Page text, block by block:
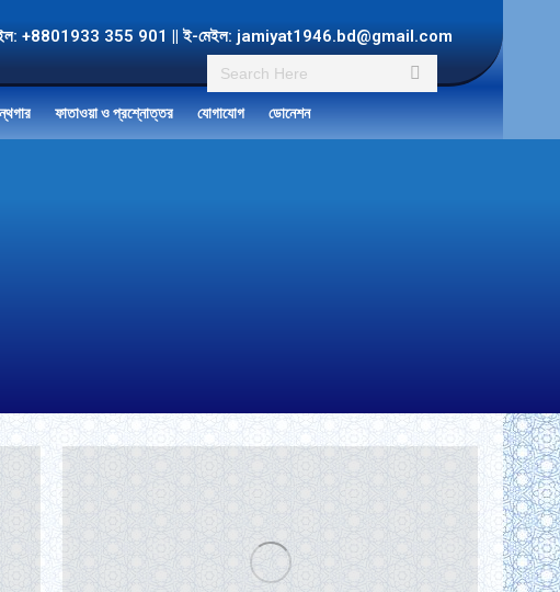
Search:
+8801933 355 901 || ই-মেইল: jamiyat1946.bd@gmail.com
ফাতাওয়া ও প্রশ্নোত্তর যোগাযোগ ডোনেশন